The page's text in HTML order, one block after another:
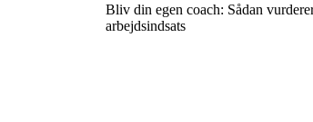
Bliv din egen coach: Sådan
arbejdsindsats